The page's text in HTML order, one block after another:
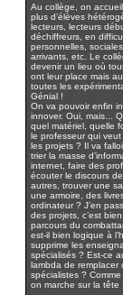
Au collège, on
plus d’élèves
lecteurs, lecteurs
déchiffreurs, en
personnelles,
arrivants, etc. Le
devenir un lieu où
ont leur place mais
toutes les
Génial !
On va pouvoir enfin
innover. Oui, mais...
quel matériel, quelle
le professeur qui veut
les projets ? Il va
trier la masse
internet, faire des
écouter le discours
autres, trouver une
une armoire, des
ordinateur ? J’en
des projets, c’est
parcours du
est-il bien logique à
supprime les
spécialisés ? Est-ce
lambda de remplacer
spécialistes ? Comme
on marche sur la tête !